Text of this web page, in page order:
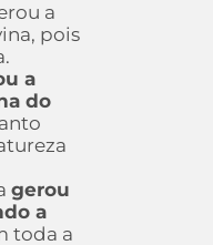
a
pois
a
do
gerou
a
toda a